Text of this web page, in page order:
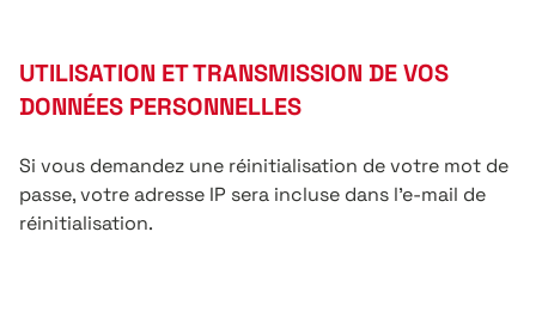
UTILISATION ET TRANSMISSION DE VOS
DONNÉES PERSONNELLES
Si vous demandez une réinitialisation de votre mot de
passe, votre adresse IP sera incluse dans l’e-mail de
réinitialisation.